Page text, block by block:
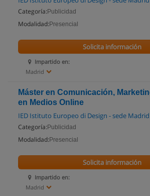
Categoría: Publicidad
Modalidad: Presencial
Impartido en:
Madrid
Solicita información
Máster en Comunicación,
en Medios Online
IED Istituto Europeo di Design - sede Madrid
Categoría: Publicidad
Modalidad: Presencial
Impartido en:
Madrid
Solicita información